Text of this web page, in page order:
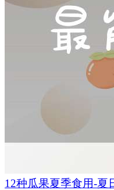
12种瓜果夏季食用-夏